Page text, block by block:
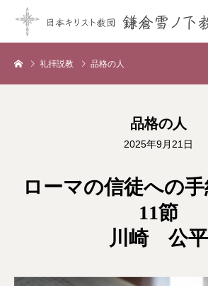
礼拝説教 品格の人
品格の人
2025年9月21日
ローマの信徒への
11節
川崎 公平